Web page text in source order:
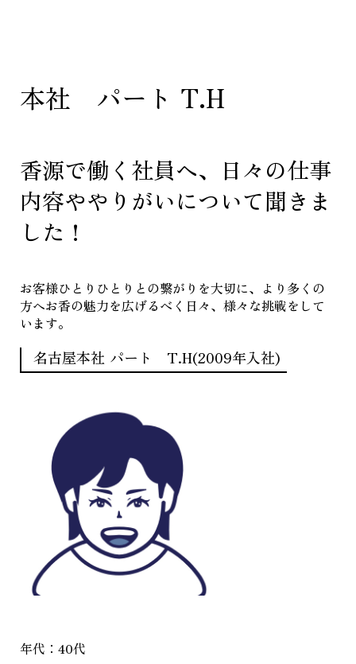
本社 パート T.H
香源で働く社員へ、日々の仕事
内容ややりがいについて聞きま
した！
お客様ひとりひとりとの繋がりを大切に、より多くの
方へお香の魅力を広げるべく日々、様々な挑戦をして
います。
名古屋本社 パート T.H(2009年入社)
年代：40代